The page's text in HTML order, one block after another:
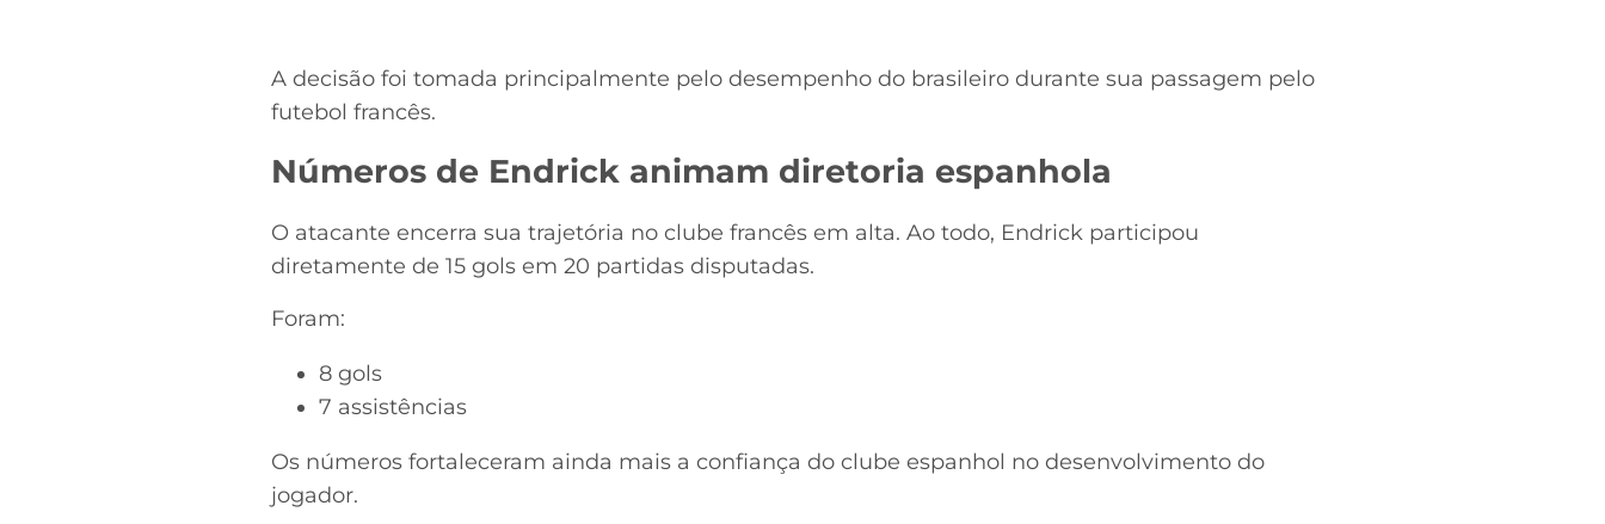
A decisão foi tomada principalmente pelo desempenho do brasileiro durante sua passagem pelo
futebol francês.
Números de Endrick animam diretoria espanhola
O atacante encerra sua trajetória no clube francês em alta. Ao todo, Endrick participou
diretamente de 15 gols em 20 partidas disputadas.
Foram:
8 gols
7 assistências
Os números fortaleceram ainda mais a confiança do clube espanhol no desenvolvimento do
jogador.